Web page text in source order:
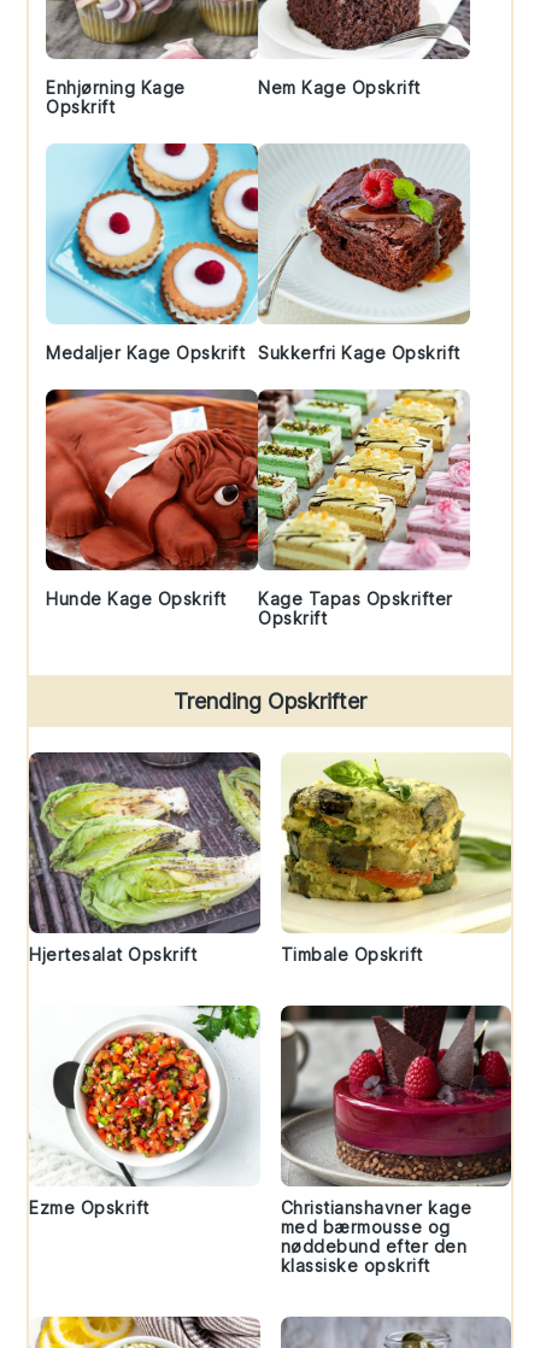
Enhjørning Kage
Opskrift
Nem Kage Opskrift
Medaljer Kage Opskrift Sukkerfri Kage Opskrift
Hunde Kage Opskrift
Kage Tapas Opskrifter
Opskrift
Trending Opskrifter
Hjertesalat Opskrift Timbale Opskrift
Ezme Opskrift
Christianshavner kage
med bærmousse og
nøddebund efter den
klassiske opskrift